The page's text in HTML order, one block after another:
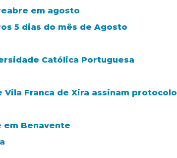
em agosto
5 dias do mês de Agosto
Católica Portuguesa
Franca de Xira assinam protocolo
em Benavente